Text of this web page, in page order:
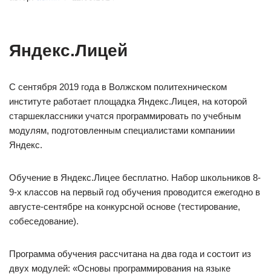
Яндекс.Лицей
С сентября 2019 года в Волжском политехническом
институте работает площадка Яндекс.Лицея, на которой
старшеклассники учатся программировать по учебным
модулям, подготовленным специалистами компаниии
Яндекс.
Обучение в Яндекс.Лицее бесплатно. Набор школьников 8-
9-х классов на первый год обучения проводится ежегодно в
августе-сентябре на конкурсной основе (тестирование,
собеседование).
Программа обучения расcчитана на два года и состоит из
двух модулей: «Основы программирования на языке